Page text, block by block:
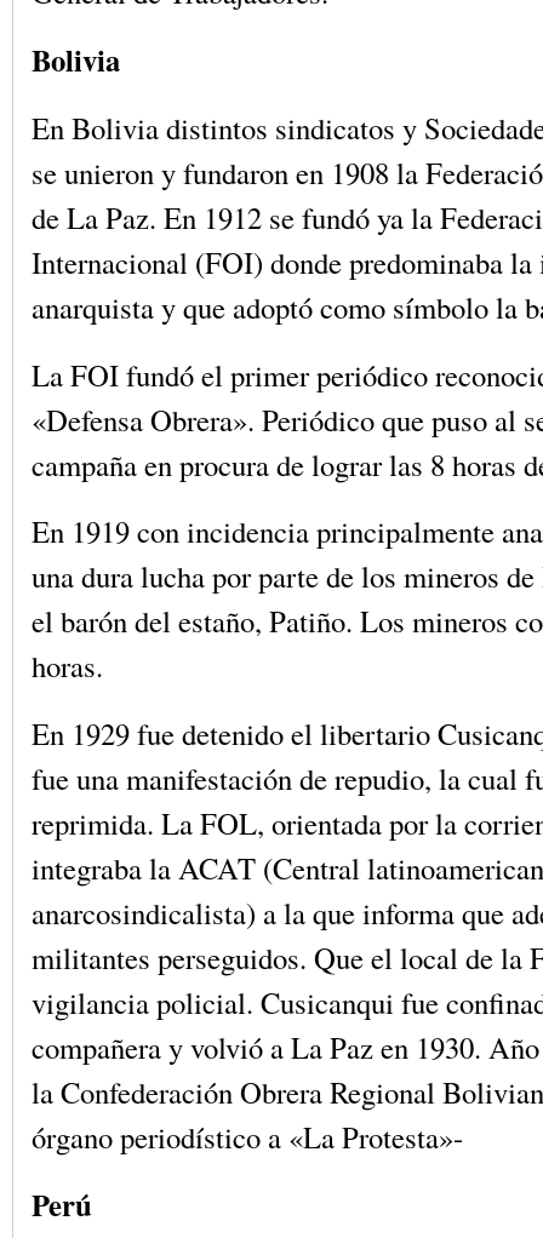
Bolivia
En Bolivia distintos sindicatos y
se unieron y fundaron en 1908 la
de La Paz. En 1912 se fundó ya la
Internacional (FOI) donde predominaba
anarquista y que adoptó como símbolo la
La FOI fundó el primer periódico
«Defensa Obrera». Periódico que puso al
campaña en procura de lograr las 8 horas
En 1919 con incidencia principalmente
una dura lucha por parte de los mineros
el barón del estaño, Patiño. Los mineros
horas.
En 1929 fue detenido el libertario
fue una manifestación de repudio, la cual
reprimida. La FOL, orientada por la
integraba la ACAT (Central
anarcosindicalista) a la que informa que
militantes perseguidos. Que el local de la
vigilancia policial. Cusicanqui fue
compañera y volvió a La Paz en 1930.
la Confederación Obrera Regional
órgano periodístico a «La Protesta»-
Perú